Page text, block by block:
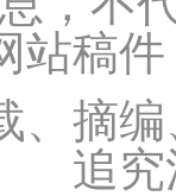
站稿
、摘
追